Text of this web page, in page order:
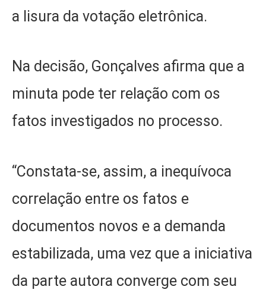
a lisura da votação eletrônica.
Na decisão, Gonçalves afirma que a
minuta pode ter relação com os
fatos investigados no processo.
“Constata-se, assim, a inequívoca
correlação entre os fatos e
documentos novos e a demanda
estabilizada, uma vez que a iniciativa
da parte autora converge com seu